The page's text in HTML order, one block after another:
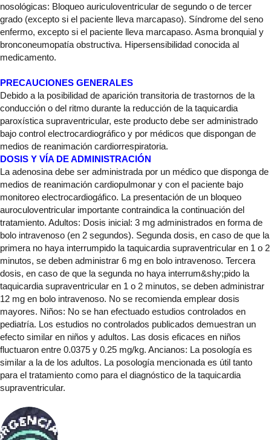
nosológicas: Bloqueo auriculoventricular de segundo o de tercer
grado (excepto si el paciente lleva marcapaso). Síndrome del seno
enfermo, excepto si el paciente lleva marcapaso. Asma bronquial y
bronconeumopatía obstructiva. Hipersensibilidad conocida al
medicamento.
PRECAUCIONES GENERALES
Debido a la posibilidad de aparición transitoria de trastornos de la
conducción o del ritmo durante la reducción de la taquicardia
paroxística supraventricular, este producto debe ser administrado
bajo control electrocardiográfico y por médicos que dispongan de
medios de reanimación cardiorrespiratoria.
DOSIS Y VÍA DE ADMINISTRACIÓN
La adenosina debe ser administrada por un médico que disponga de
medios de reanimación cardiopulmonar y con el paciente bajo
monitoreo electrocardiogáfico. La presentación de un bloqueo
auroculoventricular importante contraindica la continuación del
tratamiento. Adultos: Dosis inicial: 3 mg administrados en forma de
bolo intravenoso (en 2 segundos). Segunda dosis, en caso de que la
primera no haya interrumpido la taquicardia supraventricular en 1 o 2
minutos, se deben administrar 6 mg en bolo intravenoso. Tercera
dosis, en caso de que la segunda no haya interrum&shy;pido la
taquicardia supraventricular en 1 o 2 minutos, se deben administrar
12 mg en bolo intravenoso. No se recomienda emplear dosis
mayores. Niños: No se han efectuado estudios controlados en
pediatría. Los estudios no controlados publicados demuestran un
efecto similar en niños y adultos. Las dosis eficaces en niños
fluctuaron entre 0.0375 y 0.25 mg/kg. Ancianos: La posología es
similar a la de los adultos. La posología mencionada es útil tanto
para el tratamiento como para el diagnóstico de la taquicardia
supraventricular.